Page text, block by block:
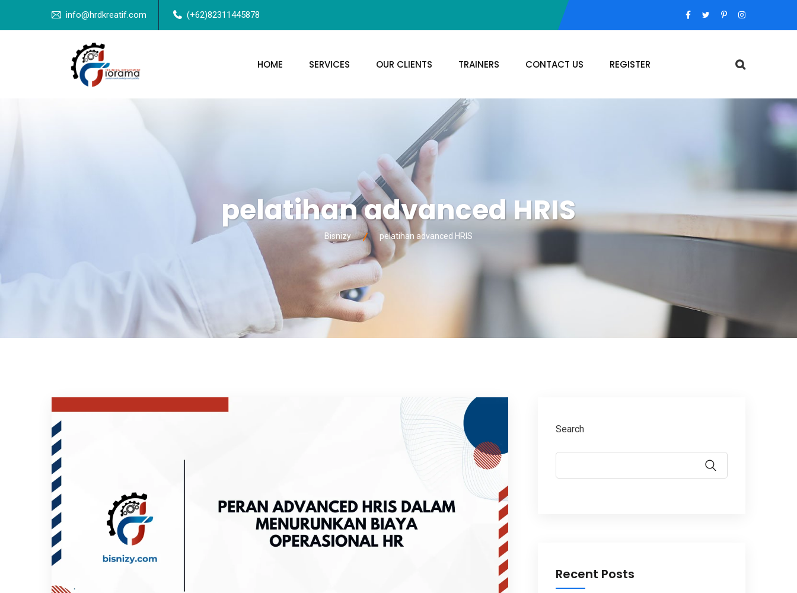
info@hrdkreatif.com (+62)82311445878
HOME SERVICES OUR CLIENTS TRAINERS CONTACT US REGISTER
pelatihan advanced HRIS
Bisnizy pelatihan advanced HRIS
Search
Recent Posts